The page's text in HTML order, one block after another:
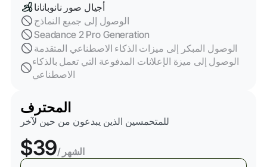
أجيال صور نانوبانانا
الوصول إلى جميع النماذج
Seadance 2 Pro Generation
الوصول المبكر إلى ميزات الذكاء الاصطناعي المتقدمة
الوصول إلى ميزة الإعلانات المدفوعة التي تعمل بالذكاء
الاصطناعي
المحترف
للمتحمسين الذين يبدعون من حين لآخر
$39 / الشهر